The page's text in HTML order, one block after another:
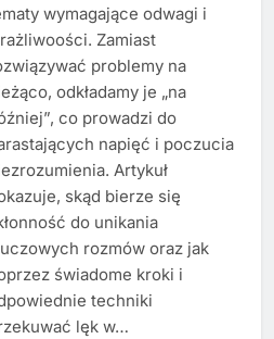
wymagające odwagi i
Zamiast
problemy na
odkładamy je „na
co prowadzi do
napięć i poczucia
Artykuł
skąd bierze się
do unikania
rozmów oraz jak
świadome kroki i
techniki
lęk w…